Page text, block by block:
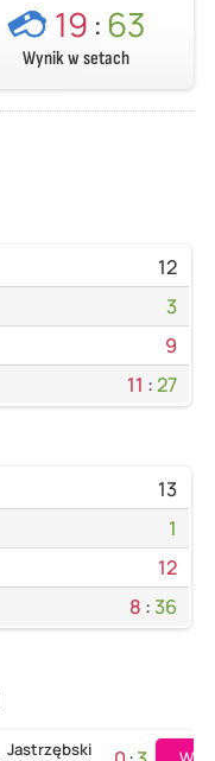
19 : 63
Wynik w setach
12
3
9
11 :27
13
1
12
8 : 36
Jastrzębski